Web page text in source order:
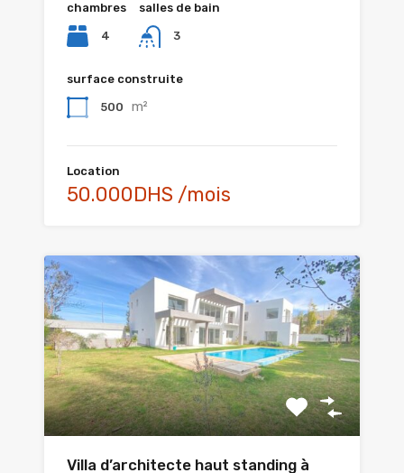
chambres
4
salles de bain
3
surface construite
500 m²
Location
50.000DHS /mois
Villa d’architecte haut standing à